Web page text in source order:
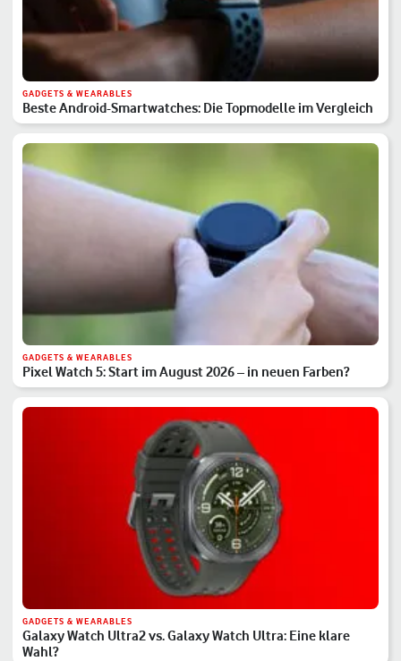
GADGETS & WEARABLES
Beste Android-Smartwatches: Die Topmodelle im Vergleich
GADGETS & WEARABLES
Pixel Watch 5: Start im August 2026 – in neuen Farben?
GADGETS & WEARABLES
Galaxy Watch Ultra2 vs. Galaxy Watch Ultra: Eine klare
Wahl?